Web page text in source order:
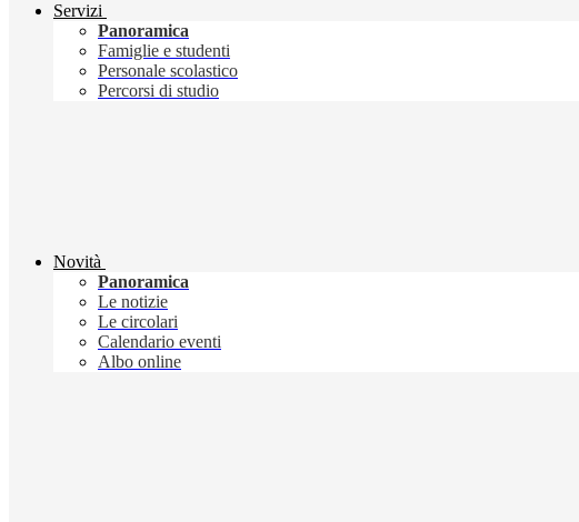
Servizi
Panoramica
Famiglie e studenti
Personale scolastico
Percorsi di studio
Novità
Panoramica
Le notizie
Le circolari
Calendario eventi
Albo online